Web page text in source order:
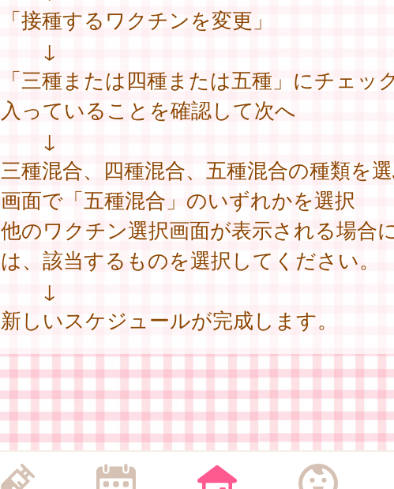
「接種するワクチンを変更」
↓
「三種または四種または五種」にチェッ
入っていることを確認して次へ
↓
三種混合、四種混合、五種混合の種類を
画面で「五種混合」のいずれかを選択
他のワクチン選択画面が表示される場合
は、該当するものを選択してください。
↓
新しいスケジュールが完成します。